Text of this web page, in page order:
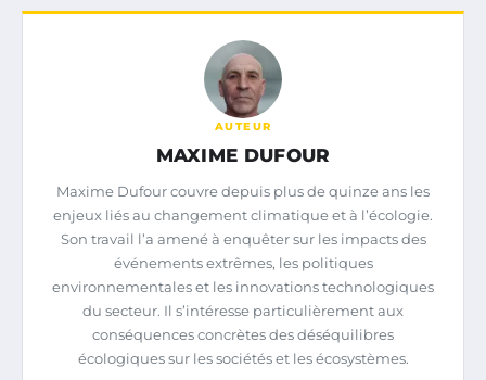
AUTEUR
MAXIME DUFOUR
Maxime Dufour couvre depuis plus de quinze ans les
enjeux liés au changement climatique et à l’écologie.
Son travail l’a amené à enquêter sur les impacts des
événements extrêmes, les politiques
environnementales et les innovations technologiques
du secteur. Il s’intéresse particulièrement aux
conséquences concrètes des déséquilibres
écologiques sur les sociétés et les écosystèmes.